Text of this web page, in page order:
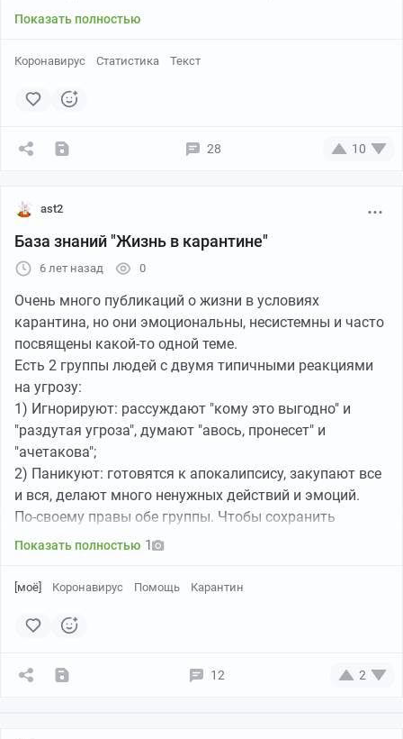
остальные случаи пока неизвестно чем закончатся
Именно поэтому правительства всех стран вводят
что и тесты не сразу появились и их не хватает, так
количество людей, которые могут умереть, если
Лучше соблюдать карантин и лишний раз не выходить
из дома, возможно, вы кого-то спасёте
Не болейте
Показать полностью
Коронавирус Статистика Текст
28 10
ast2
База знаний "Жизнь в карантине"
6 лет назад 0
Очень много публикаций о жизни в условиях
карантина, но они эмоциональны, несистемны и часто
посвящены какой-то одной теме.
Есть 2 группы людей с двумя типичными реакциями
на угрозу:
1) Игнорируют: рассуждают "кому это выгодно" и
"раздутая угроза", думают "авось, пронесет" и
"ачетакова";
2) Паникуют: готовятся к апокалипсису, закупают все
и вся, делают много ненужных действий и эмоций.
По-своему правы обе группы. Чтобы сохранить
здравый рассудок и не впасть в крайности,
- оценить свои собственные риски карантина и
- иметь план и правила действий с учетом чужого
Как организовать свою жизнь и работу в карантине
Показать полностью 1
[моё] Коронавирус Помощь Карантин
12 2